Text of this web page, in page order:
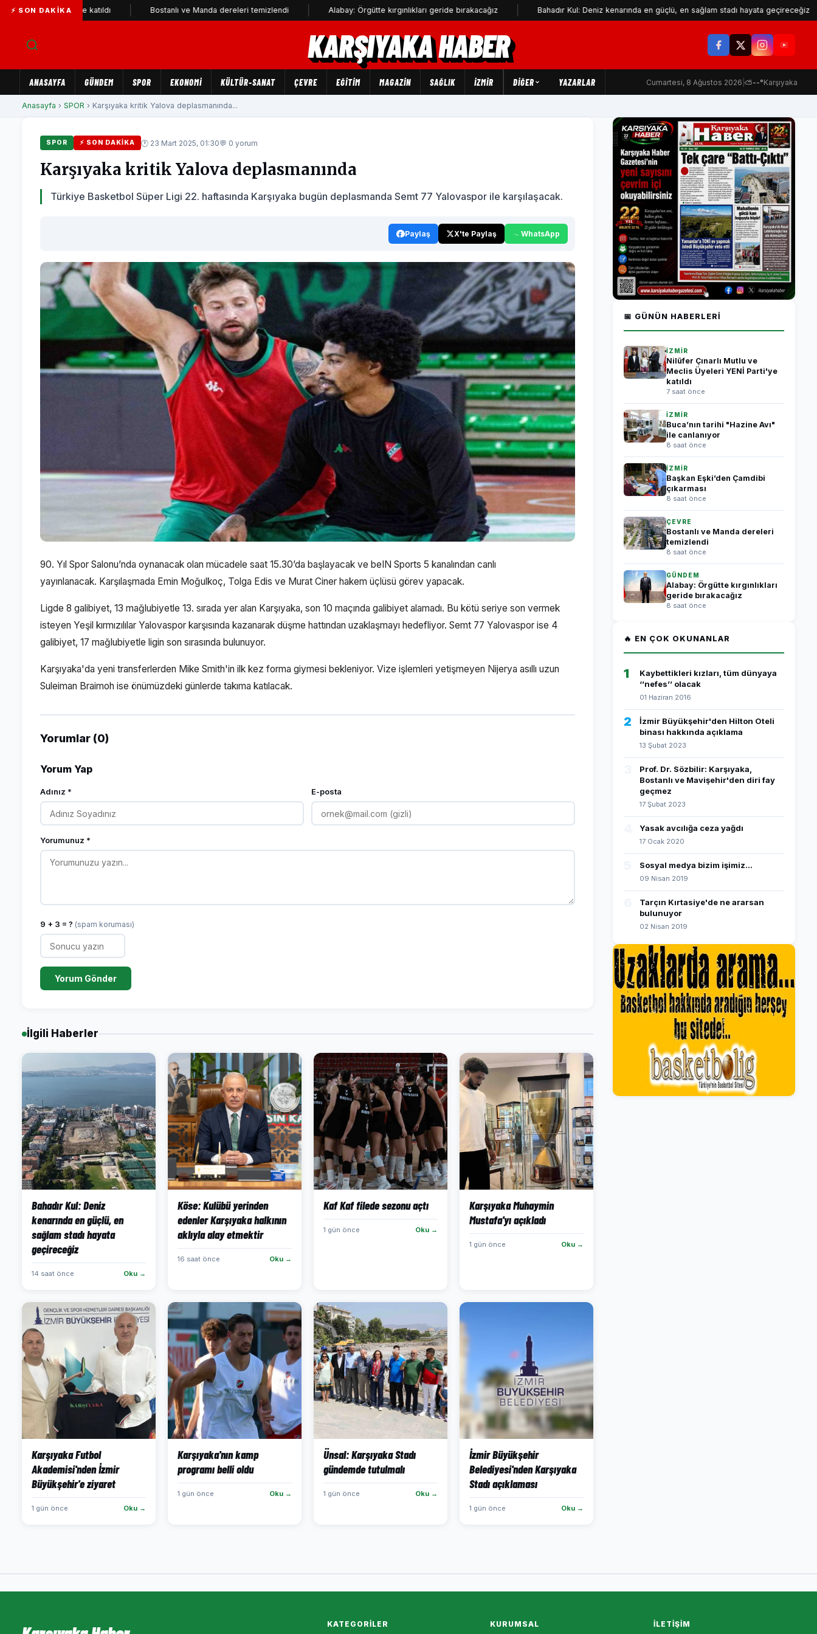
⚡ SON DAKIKA
Parti'ye katıldı Bostanlı ve Manda dereleri temizlendi Alabay: Örgütte kırgınlıkları geride bırakacağız Bahadır Kul: Deniz kenarında en güçlü, en sağlam stadı hayata geçireceğiz
KARŞIYAKA HABER
ANASAYFA GÜNDEM SPOR EKONOMİ KÜLTÜR-SANAT ÇEVRE EĞİTİM MAGAZİN SAĞLIK İZMİR DIĞER YAZARLAR Cumartesi, 8 Ağustos 2026 ⛅--°Karşıyaka
Anasayfa › SPOR › Karşıyaka kritik Yalova deplasmanında...
SPOR ⚡ SON DAKIKA 🕐 23 Mart 2025, 01:30💬 0 yorum
Karşıyaka kritik Yalova deplasmanında
Türkiye Basketbol Süper Ligi 22. haftasında Karşıyaka bugün deplasmanda Semt 77 Yalovaspor ile karşılaşacak.
Paylaş X'te Paylaş WhatsApp
90. Yıl Spor Salonu’nda oynanacak olan mücadele saat 15.30’da başlayacak ve beIN Sports 5 kanalından canlı
yayınlanacak. Karşılaşmada Emin Moğulkoç, Tolga Edis ve Murat Ciner hakem üçlüsü görev yapacak.
Ligde 8 galibiyet, 13 mağlubiyetle 13. sırada yer alan Karşıyaka, son 10 maçında galibiyet alamadı. Bu kötü seriye son vermek
isteyen Yeşil kırmızılılar Yalovaspor karşısında kazanarak düşme hattından uzaklaşmayı hedefliyor. Semt 77 Yalovaspor ise 4
galibiyet, 17 mağlubiyetle ligin son sırasında bulunuyor.
Karşıyaka'da yeni transferlerden Mike Smith'in ilk kez forma giymesi bekleniyor. Vize işlemleri yetişmeyen Nijerya asıllı uzun
Suleiman Braimoh ise önümüzdeki günlerde takıma katılacak.
Yorumlar (0)
Yorum Yap
Adınız * E-posta
Yorumunuz *
9 + 3 = ? (spam koruması)
Yorum Gönder
İlgili Haberler
Bahadır Kul: Deniz
kenarında en güçlü, en
sağlam stadı hayata
geçireceğiz
14 saat önce Oku →
Köse: Kulübü yerinden
edenler Karşıyaka halkının
aklıyla alay etmektir
16 saat önce Oku →
Kaf Kaf filede sezonu açtı
1 gün önce Oku →
Karşıyaka Muhaymin
Mustafa'yı açıkladı
1 gün önce Oku →
Karşıyaka Futbol
Akademisi'nden İzmir
Büyükşehir'e ziyaret
1 gün önce Oku →
Karşıyaka'nın kamp
programı belli oldu
1 gün önce Oku →
Ünsal: Karşıyaka Stadı
gündemde tutulmalı
1 gün önce Oku →
İzmir Büyükşehir
Belediyesi'nden Karşıyaka
Stadı açıklaması
1 gün önce Oku →
📅 GÜNÜN HABERLERI
İZMİR
Nilüfer Çınarlı Mutlu ve
Meclis Üyeleri YENİ Parti'ye
katıldı
7 saat önce
İZMİR
Buca’nın tarihi "Hazine Avı"
ile canlanıyor
8 saat önce
İZMİR
Başkan Eşki’den Çamdibi
çıkarması
8 saat önce
ÇEVRE
Bostanlı ve Manda dereleri
temizlendi
8 saat önce
GÜNDEM
Alabay: Örgütte kırgınlıkları
geride bırakacağız
8 saat önce
🔥 EN ÇOK OKUNANLAR
1
Kaybettikleri kızları, tüm dünyaya
‘’nefes’’ olacak
01 Haziran 2016
2
İzmir Büyükşehir'den Hilton Oteli
binası hakkında açıklama
13 Şubat 2023
Prof. Dr. Sözbilir: Karşıyaka,
Bostanlı ve Mavişehir'den diri fay
geçmez
17 Şubat 2023
Yasak avcılığa ceza yağdı
17 Ocak 2020
Sosyal medya bizim işimiz...
09 Nisan 2019
Tarçın Kırtasiye'de ne ararsan
bulunuyor
02 Nisan 2019
KATEGORILER KURUMSAL İLETIŞIM